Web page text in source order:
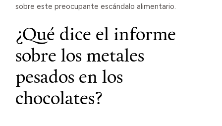
sobre este preocupante escándalo alimentario.
¿Qué dice el informe
sobre los metales
pesados en los
chocolates?